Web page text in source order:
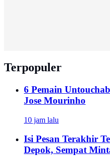
Terpopuler
6 Pemain
Jose Mourinho
10 jam lalu
Isi Pesan Terakhir
Depok, Sempat